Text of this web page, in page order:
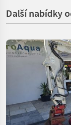
Další nabídky